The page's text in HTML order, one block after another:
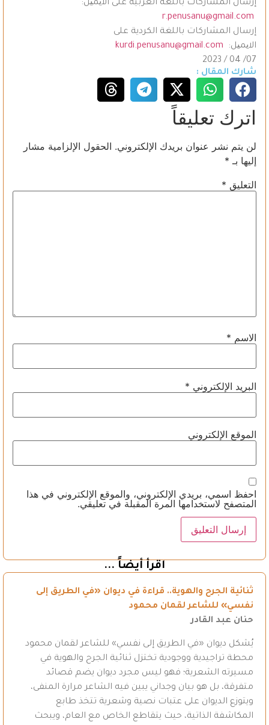
إرسال المشاركات باللغة العربية على الایمیل:
r.penusanu@gmail.com
إرسال المشاركات باللغة الكردية على
الایمیل: kurdi.penusanu@gmail.com
07/ 04 / 2023
شارك المقال :
اترك تعليقاً
لن يتم نشر عنوان بريدك الإلكتروني. الحقول الإلزامية مشار
إليها بـ *
التعليق *
الاسم *
البريد الإلكتروني *
الموقع الإلكتروني
احفظ اسمي، بريدي الإلكتروني، والموقع الإلكتروني في هذا
المتصفح لاستخدامها المرة المقبلة في تعليقي.
اقرأ أيضاً ...
ثنائية الجرح والهوية.. قراءة في ديوان «في الطريق إلى
نفسي» للشاعر لقمان محمود
حنان عبد القادر
يُشكل ديوان «في الطريق إلى نفسي» للشاعر لقمان محمود
محطة تراجيدية ووجودية تختزل ثنائية الجرح والهوية في
مسيرته الشعرية؛ فهو ليس مجرد ديوان يضم قصائد
متفرقة، بل هو بيان وجداني يبين فيه الشاعر مرارة المنفى،
ويتوزع الديوان على عتبات نصية وشعرية تتخذ طابع
المكاشفة الذاتية، حيث يتقاطع الخاص مع العام، ويبحث